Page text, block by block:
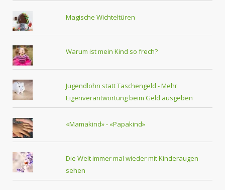
Magische Wichteltüren
Warum ist mein Kind so frech?
Jugendlohn statt Taschengeld - Mehr
Eigenverantwortung beim Geld ausgeben
«Mamakind» - «Papakind»
Die Welt immer mal wieder mit Kinderaugen
sehen